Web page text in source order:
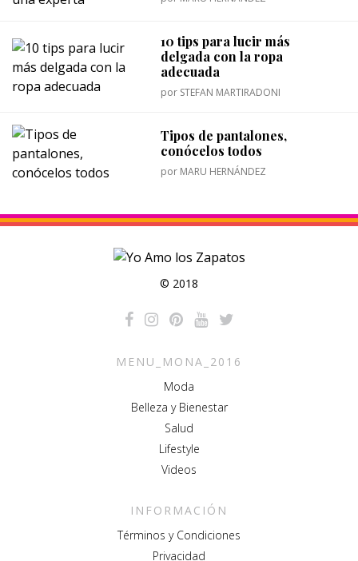
10 tips para lucir más
delgada con la ropa
adecuada
por STEFAN MARTIRADONI
Tipos de pantalones,
conócelos todos
por MARU HERNÁNDEZ
© 2018
MENU_MONA_2016
Moda
Belleza y Bienestar
Salud
Lifestyle
Videos
INFORMACIÓN
Términos y Condiciones
Privacidad